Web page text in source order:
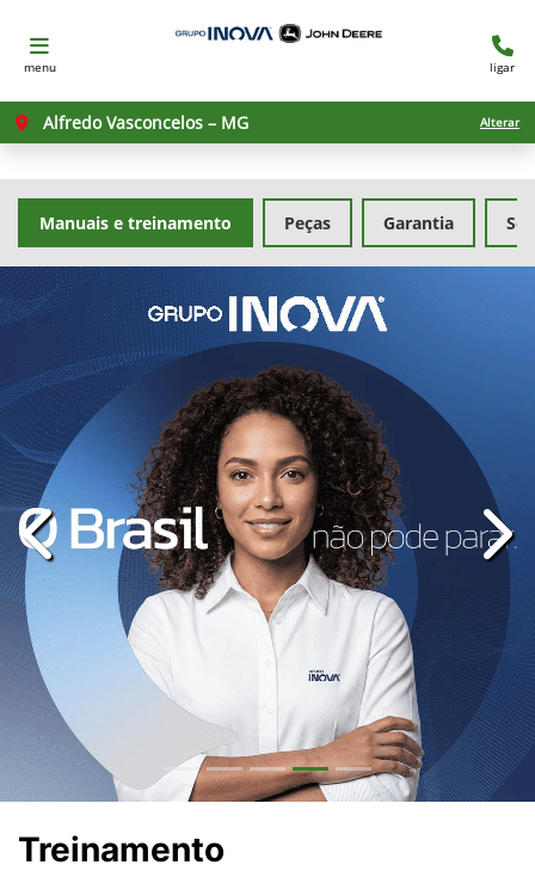
menu ligar
Alfredo Vasconcelos – MG Alterar
Manuais e treinamento Peças Garantia
templates.template-
Treinamento